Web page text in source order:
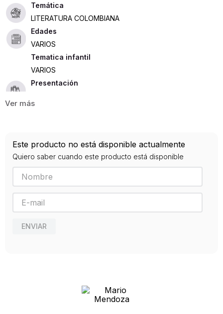
LITERATURA COLOMBIANA
Edades
VARIOS
Tematica infantil
VARIOS
Presentación
9789584293138
Editorial
PLANETA
Año de publicación
2021
Este producto no está disponible actualmente
Quiero saber cuando este producto está disponible
ENVIAR